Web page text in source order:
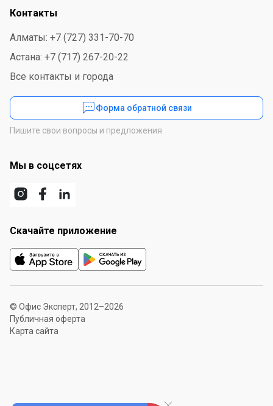
Контакты
Алматы: +7 (727) 331-70-70
Астана: +7 (717) 267-20-22
Все контакты и города
Форма обратной связи
Пишите свои вопросы и предложения
Мы в соцсетях
Скачайте приложение
© Офис Эксперт, 2012–2026
Публичная оферта
Карта сайта